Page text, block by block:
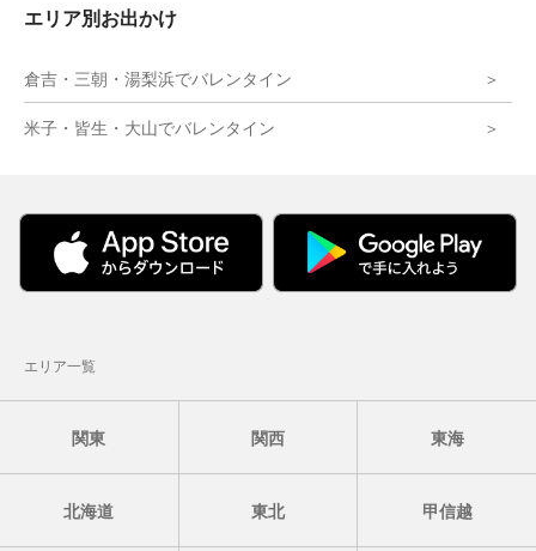
エリア別お出かけ
倉吉・三朝・湯梨浜でバレンタイン
米子・皆生・大山でバレンタイン
エリア一覧
関東 関西 東海
北海道 東北 甲信越